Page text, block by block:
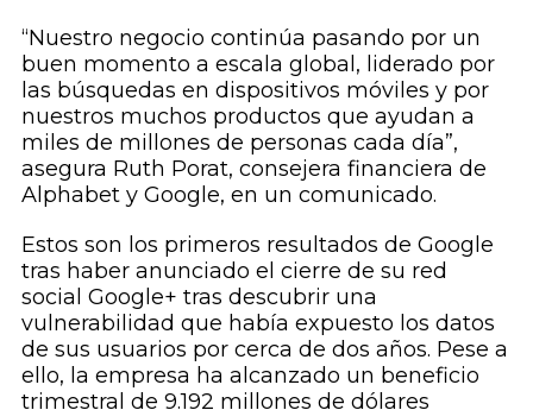
“Nuestro negocio continúa pasando por un
buen momento a escala global, liderado por
las búsquedas en dispositivos móviles y por
nuestros muchos productos que ayudan a
miles de millones de personas cada día”,
asegura Ruth Porat, consejera financiera de
Alphabet y Google, en un comunicado.
Estos son los primeros resultados de Google
tras haber anunciado el cierre de su red
social Google+ tras descubrir una
vulnerabilidad que había expuesto los datos
de sus usuarios por cerca de dos años. Pese a
ello, la empresa ha alcanzado un beneficio
trimestral de 9.192 millones de dólares